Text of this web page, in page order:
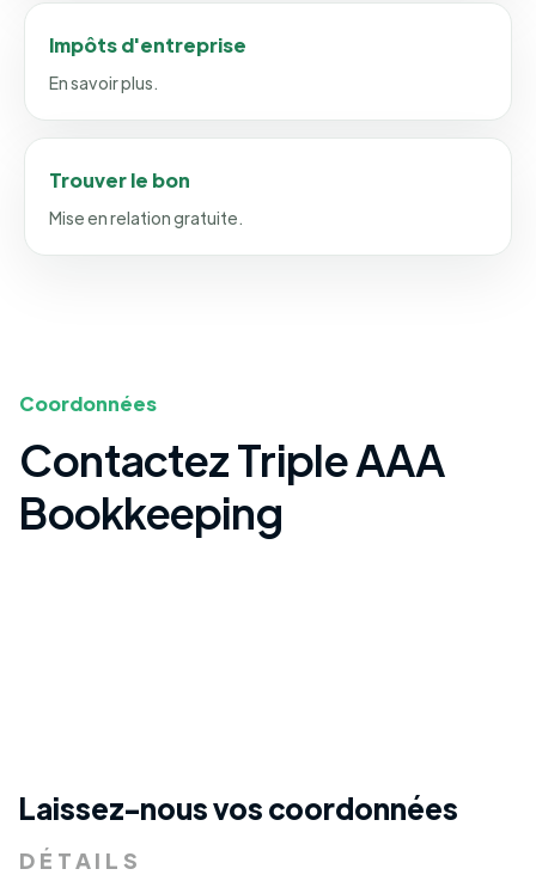
Impôts d'entreprise
En savoir plus.
Trouver le bon
Mise en relation gratuite.
Coordonnées
Contactez Triple AAA
Bookkeeping
Laissez-nous vos coordonnées
DÉTAILS